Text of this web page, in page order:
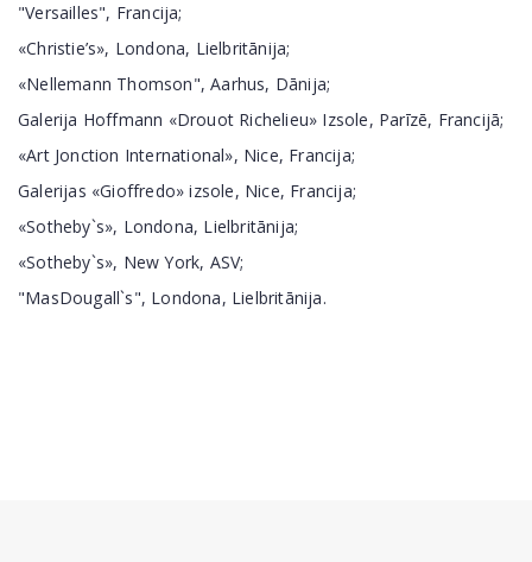
"Versailles", Francija;
«Christie’s», Londona, Lielbritānija;
«Nellemann Thomson", Aarhus, Dānija;
Galerija Hoffmann «Drouot Richelieu» Izsole, Parīzē, Francijā;
«Art Jonction International», Nice, Francija;
Galerijas «Gioffredo» izsole, Nice, Francija;
«Sotheby`s», Londona, Lielbritānija;
«Sotheby`s», New York, ASV;
"MasDougall`s", Londona, Lielbritānija.